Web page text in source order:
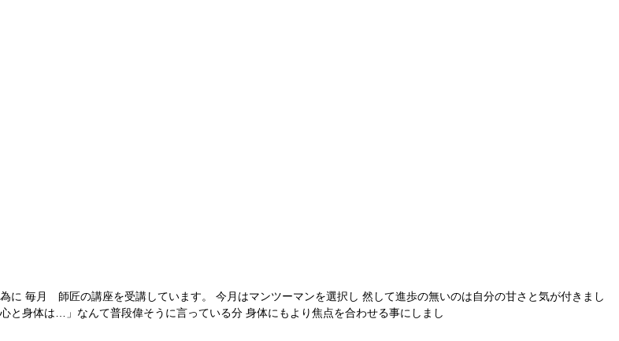
に 毎月 師匠の講座を受講しています。 今月はマンツーマンを選択し 然して進歩の無いのは自分の甘さと気が付きまし
身体は…」なんて普段偉そうに言っている分 身体にもより焦点を合わせる事にしまし